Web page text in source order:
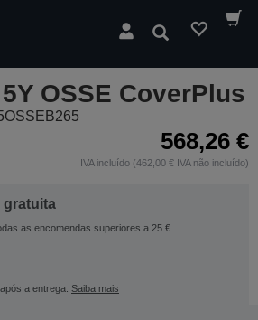
Pesquisar
OSSE CoverPlus
568,26 €
IVA incluído (462,00 € IVA não incluído)
gratuita
as encomendas superiores a 25 €
a entrega. Saiba mais